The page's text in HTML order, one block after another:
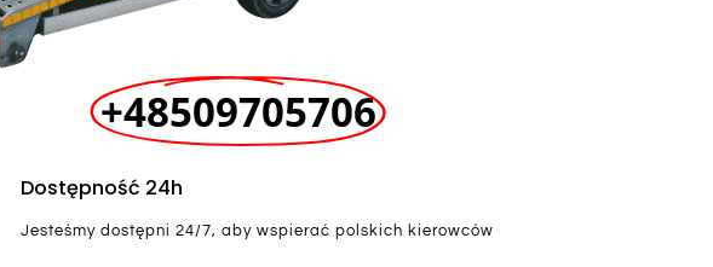
+48509705706
Dostępność 24h
Jesteśmy dostępni 24/7, aby wspierać polskich kierowców